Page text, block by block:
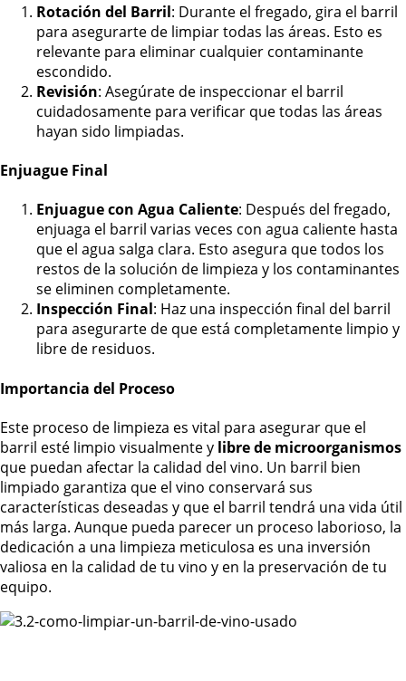
Rotación del Barril: Durante el fregado, gira el barril
para asegurarte de limpiar todas las áreas. Esto es
relevante para eliminar cualquier contaminante
escondido.
Revisión: Asegúrate de inspeccionar el barril
cuidadosamente para verificar que todas las áreas
hayan sido limpiadas.
Enjuague Final
Enjuague con Agua Caliente: Después del fregado,
enjuaga el barril varias veces con agua caliente hasta
que el agua salga clara. Esto asegura que todos los
restos de la solución de limpieza y los contaminantes
se eliminen completamente.
Inspección Final: Haz una inspección final del barril
para asegurarte de que está completamente limpio y
libre de residuos.
Importancia del Proceso
Este proceso de limpieza es vital para asegurar que el
barril esté limpio visualmente y libre de microorganismos
que puedan afectar la calidad del vino. Un barril bien
limpiado garantiza que el vino conservará sus
características deseadas y que el barril tendrá una vida útil
más larga. Aunque pueda parecer un proceso laborioso, la
dedicación a una limpieza meticulosa es una inversión
valiosa en la calidad de tu vino y en la preservación de tu
equipo.